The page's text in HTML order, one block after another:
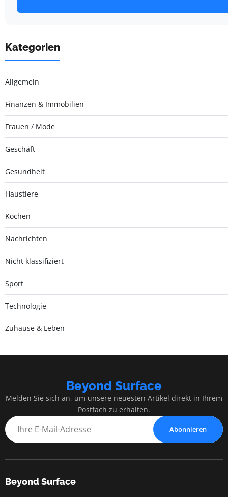
Kategorien
Allgemein
Finanzen & Immobilien
Frauen / Mode
Geschäft
Gesundheit
Haustiere
Kochen
Nachrichten
Nicht klassifiziert
Sport
Technologie
Zuhause & Leben
Beyond Surface
Melden Sie sich an, um unsere neuesten Artikel direkt in Ihrem
Postfach zu erhalten.
Abonnieren
Beyond Surface